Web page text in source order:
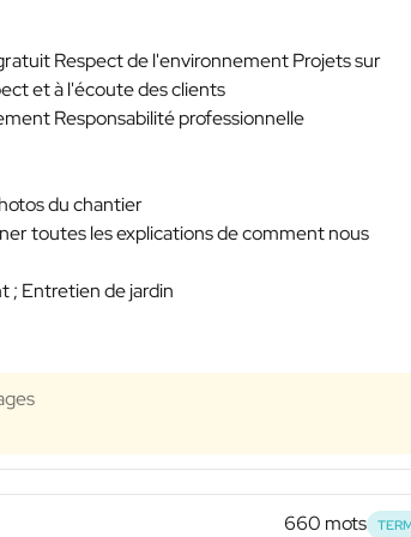
Respect de l'environnement Projets sur
et à l'écoute des clients
Responsabilité professionnelle
du chantier
toutes les explications de comment nous
; Entretien de jardin
660 mots